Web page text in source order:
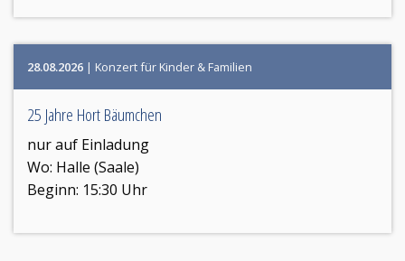
28.08.2026 | Konzert für Kinder & Familien
25 Jahre Hort Bäumchen
nur auf Einladung
Wo: Halle (Saale)
Beginn: 15:30 Uhr